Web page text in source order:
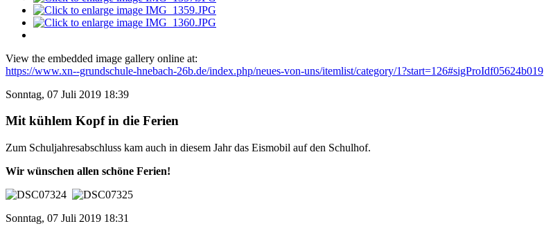
View the embedded image gallery online at:
https://www.xn--grundschule-hnebach-26b.de/index.php/neues-von-uns/itemlist/category/1?start=126#sigProIdf05624b019
Sonntag, 07 Juli 2019 18:39
Mit kühlem Kopf in die Ferien
Zum Schuljahresabschluss kam auch in diesem Jahr das Eismobil auf den Schulhof.
Wir wünschen allen schöne Ferien!
Sonntag, 07 Juli 2019 18:31